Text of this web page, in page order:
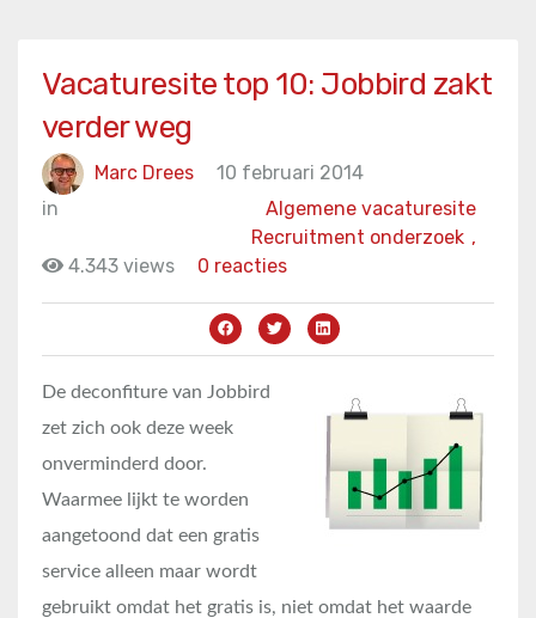
Vacaturesite top 10: Jobbird zakt
verder weg
Marc Drees
10 februari 2014
in
Algemene vacaturesite
Recruitment onderzoek ,
4.343 views
0 reacties
De deconfiture van Jobbird
zet zich ook deze week
onverminderd door.
Waarmee lijkt te worden
aangetoond dat een gratis
service alleen maar wordt
gebruikt omdat het gratis is, niet omdat het waarde